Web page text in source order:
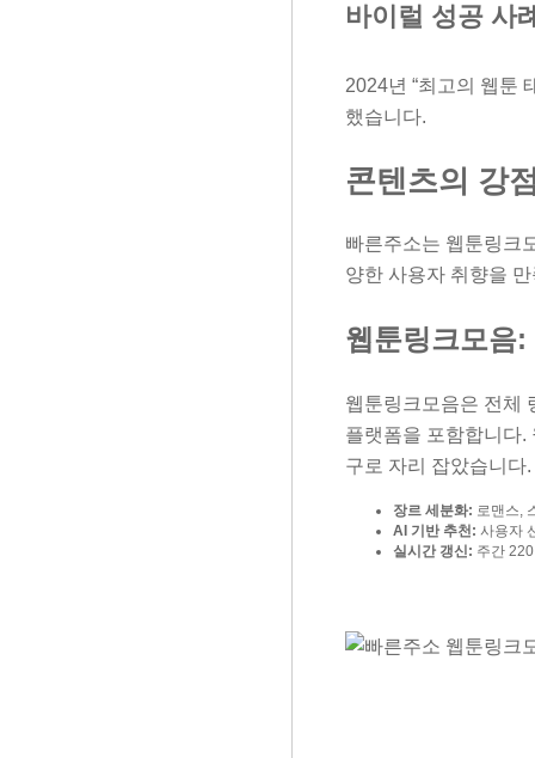
바이럴 성공 사
2024년 “최고의 웹툰
했습니다.
콘텐츠의 강
빠른주소는 웹툰링크
양한 사용자 취향을
웹툰링크모음
웹툰링크모음은 전체
플랫폼을 포함합니다.
구로 자리 잡았습니다.
장르 세분화: 로맨스,
AI 기반 추천: 사용자
실시간 갱신: 주간